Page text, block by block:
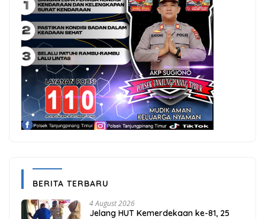
BERITA TERBARU
4 August 2026
Jelang HUT Kemerdekaan ke-81, 25